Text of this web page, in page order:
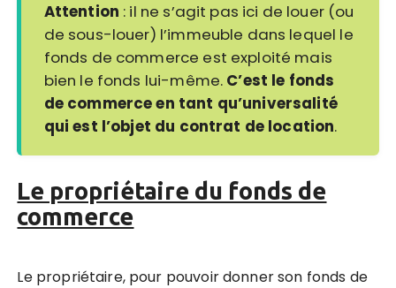
Attention : il ne s’agit pas ici de louer (ou
de sous-louer) l’immeuble dans lequel le
fonds de commerce est exploité mais
bien le fonds lui-même. C’est le fonds
de commerce en tant qu’universalité
qui est l’objet du contrat de location.
Le propriétaire du fonds de
commerce
Le propriétaire, pour pouvoir donner son fonds de